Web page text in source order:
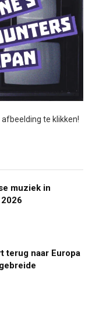
te klikken!
muziek in
terug naar Europa